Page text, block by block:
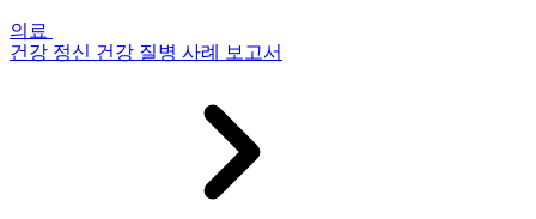
의료
건강 정신 건강 질병 사례 보고서